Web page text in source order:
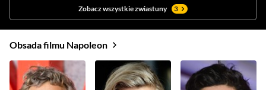
Zobacz wszystkie zwiastuny 3
Obsada filmu Napoleon